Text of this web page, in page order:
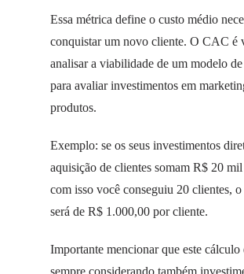
Essa métrica define o custo médio
conquistar um novo cliente. O CAC é
analisar a viabilidade de um modelo
para avaliar investimentos em
produtos.
Exemplo: se os seus investimentos
aquisição de clientes somam R$ 20
com isso você conseguiu 20 clientes,
será de R$ 1.000,00 por cliente.
Importante mencionar que este cálculo